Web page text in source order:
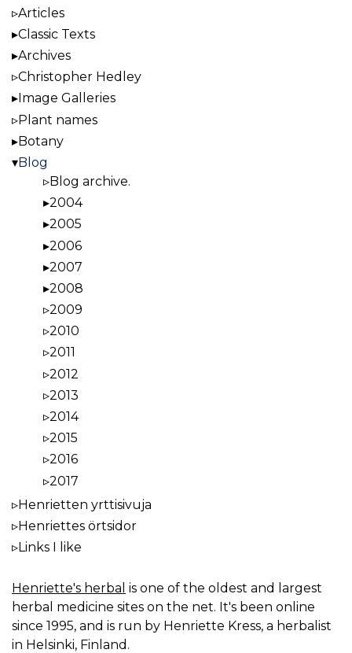
Articles
Classic Texts
Archives
Christopher Hedley
Image Galleries
Plant names
Botany
Blog
Blog archive.
2004
2005
2006
2007
2008
2009
2010
2011
2012
2013
2014
2015
2016
2017
Henrietten yrttisivuja
Henriettes örtsidor
Links I like
Henriette's herbal is one of the oldest and largest
herbal medicine sites on the net. It's been online
since 1995, and is run by Henriette Kress, a herbalist
in Helsinki, Finland.